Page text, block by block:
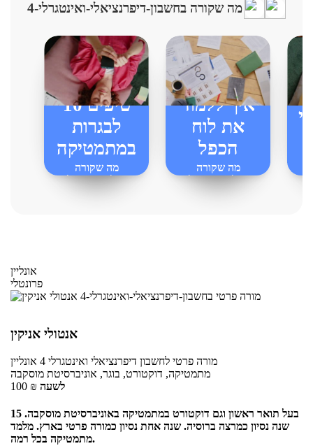
מה שקורה בחשבון-דיפרנציאלי-ואינטגרלי-4
10 טיפים
לבגרות
במתמטיקה
מה שקורה
בחשבון-דיפרנציאלי-ואינטגרלי-4
איך ללמוד
את לוח
הכפל
מה שקורה
בחשבון-דיפרנציאלי-ואינטגרלי-4
אונליין
פרונטלי
אנטולי אניקין
מורה פרטי לחשבון דיפרנציאלי ואינטגרלי 4
אונליין
מתמטיקה, דוקטורט, בוגר, אוניברסיטת מוסקבה
100 ₪ לשעה
בעל תואר ראשון וגם דוקטורט במתמטיקה באוניברסיטת מוסקבה. 15
שנה נסיון כמרצה ברוסיה. שנה אחת נסיון כמורה פרטי בארץ. מלמד
מתמטיקה בכל רמה.